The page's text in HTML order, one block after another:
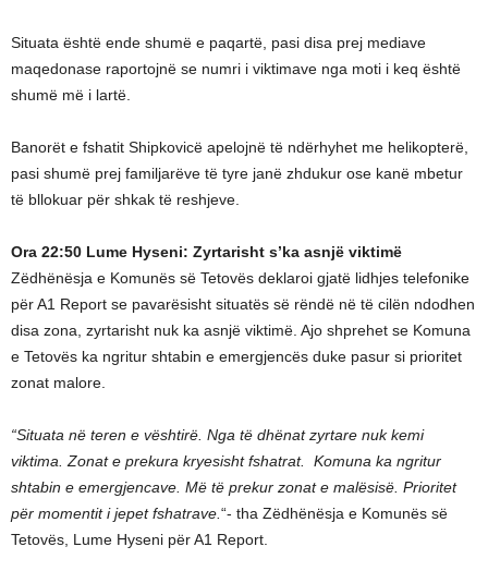
Situata është ende shumë e paqartë, pasi disa prej mediave
maqedonase raportojnë se numri i viktimave nga moti i keq është
shumë më i lartë.
Banorët e fshatit Shipkovicë apelojnë të ndërhyhet me helikopterë,
pasi shumë prej familjarëve të tyre janë zhdukur ose kanë mbetur
të bllokuar për shkak të reshjeve.
Ora 22:50 Lume Hyseni: Zyrtarisht s’ka asnjë viktimë
Zëdhënësja e Komunës së Tetovës deklaroi gjatë lidhjes telefonike
për A1 Report se pavarësisht situatës së rëndë në të cilën ndodhen
disa zona, zyrtarisht nuk ka asnjë viktimë. Ajo shprehet se Komuna
e Tetovës ka ngritur shtabin e emergjencës duke pasur si prioritet
zonat malore.
“Situata në teren e vështirë. Nga të dhënat zyrtare nuk kemi
viktima. Zonat e prekura kryesisht fshatrat. Komuna ka ngritur
shtabin e emergjencave. Më të prekur zonat e malësisë. Prioritet
për momentit i jepet fshatrave. “- tha Zëdhënësja e Komunës së
Tetovës, Lume Hyseni për A1 Report.